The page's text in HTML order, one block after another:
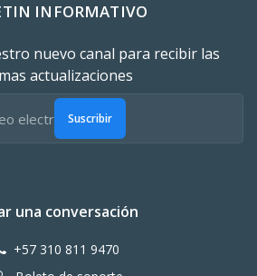
INFORMATIVO
nuevo canal para recibir las
actualizaciones
Suscribir
una conversación
+57 310 811 9470